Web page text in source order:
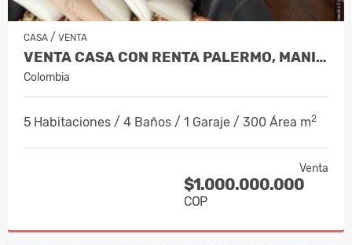
CASA / VENTA
VENTA CASA CON RENTA PALERMO, MANIZA…
Colombia
5 Habitaciones / 4 Baños / 1 Garaje / 300 Área m2
Venta
$1.000.000.000
COP